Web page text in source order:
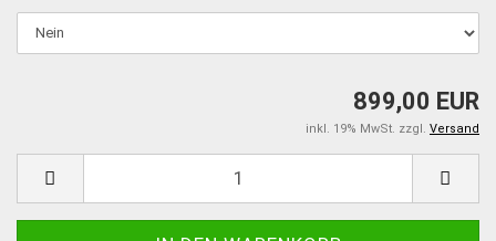
899,00 EUR
inkl. 19% MwSt. zzgl. Versand